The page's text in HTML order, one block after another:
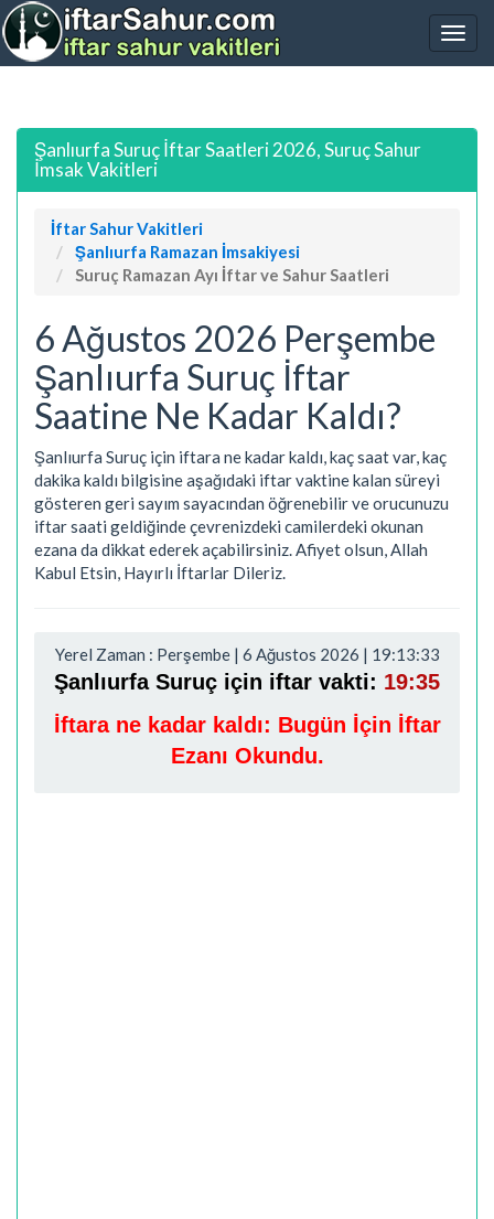
Şanlıurfa Suruç İftar Saatleri 2026, Suruç Sahur
İmsak Vakitleri
İftar Sahur Vakitleri
Şanlıurfa Ramazan İmsakiyesi
Suruç Ramazan Ayı İftar ve Sahur Saatleri
6 Ağustos 2026 Perşembe
Şanlıurfa Suruç İftar
Saatine Ne Kadar Kaldı?
Şanlıurfa Suruç için iftara ne kadar kaldı, kaç saat var, kaç
dakika kaldı bilgisine aşağıdaki iftar vaktine kalan süreyi
gösteren geri sayım sayacından öğrenebilir ve orucunuzu
iftar saati geldiğinde çevrenizdeki camilerdeki okunan
ezana da dikkat ederek açabilirsiniz. Afiyet olsun, Allah
Kabul Etsin, Hayırlı İftarlar Dileriz.
Yerel Zaman : Perşembe | 6 Ağustos 2026 | 19:13:34
Şanlıurfa Suruç için iftar vakti: 19:35
İftara ne kadar kaldı: Bugün İçin İftar
Ezanı Okundu.